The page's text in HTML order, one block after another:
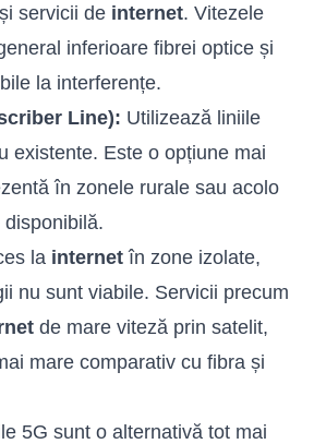
servicii de internet. Vitezele
inferioare fibrei optice și
la interferențe.
Line): Utilizează liniile
existente. Este o opțiune mai
în zonele rurale sau acolo
la internet în zone izolate,
nu sunt viabile. Servicii precum
de mare viteză prin satelit,
mare comparativ cu fibra și
5G sunt o alternativă tot mai